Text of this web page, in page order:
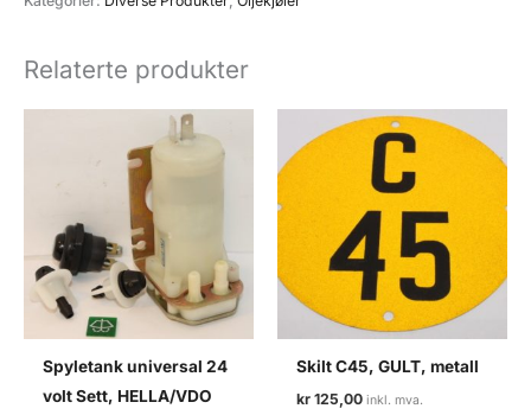
Relaterte produkter
Spyletank universal 24
volt Sett, HELLA/VDO
Skilt C45, GULT, metall
kr 125,00